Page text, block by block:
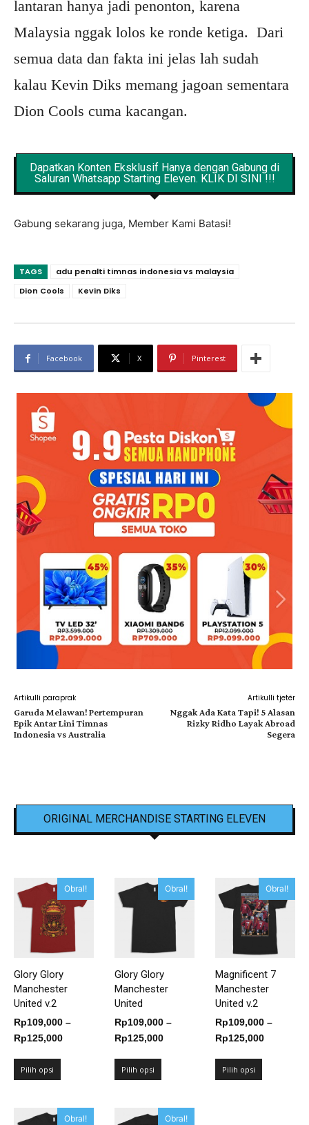
lantaran hanya jadi penonton, karena
Malaysia nggak lolos ke ronde ketiga. Dari
semua data dan fakta ini jelas lah sudah
kalau Kevin Diks memang jagoan sementara
Dion Cools cuma kacangan.
Dapatkan Konten Eksklusif Hanya dengan Gabung di
Saluran Whatsapp Starting Eleven. KLIK DI SINI !!!
Gabung sekarang juga, Member Kami Batasi!
TAGS
adu penalti timnas indonesia vs malaysia
Dion Cools
Kevin Diks
Facebook X Pinterest
Artikulli paraprak
Garuda Melawan! Pertempuran
Epik Antar Lini Timnas
Indonesia vs Australia
Artikulli tjetër
Nggak Ada Kata Tapi! 5 Alasan
Rizky Ridho Layak Abroad
Segera
ORIGINAL MERCHANDISE STARTING ELEVEN
Obral!
Glory Glory
Manchester
United v.2
Rp109,000 –
Rp125,000Rentang
Pilih opsi
Obral!
Glory Glory
Manchester
United
Rp109,000 –
Rp125,000Rentang
Pilih opsi
Obral!
Magnificent 7
Manchester
United v.2
Rp109,000 –
Rp125,000Rentang
Pilih opsi
Obral! Obral!